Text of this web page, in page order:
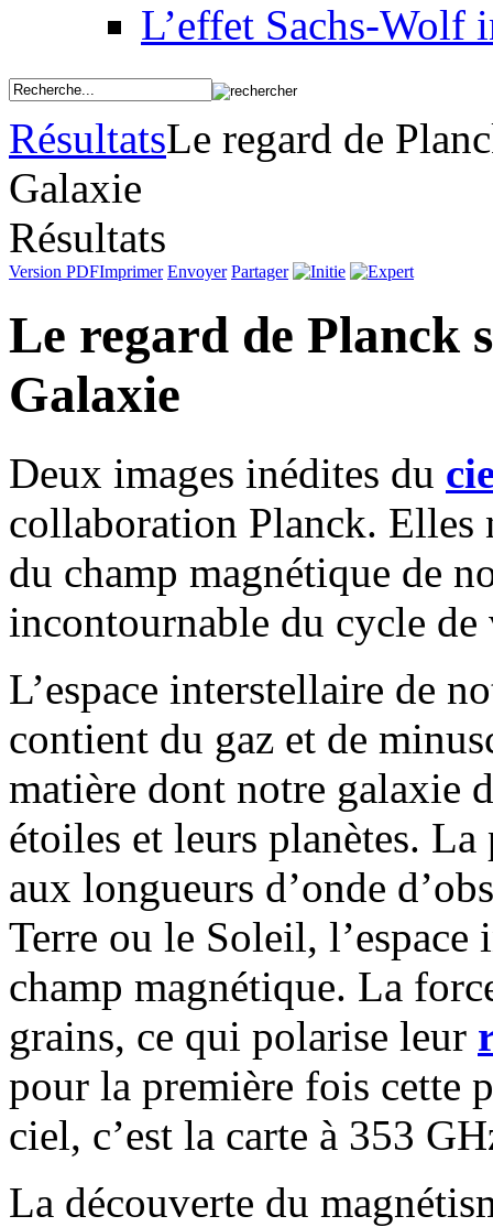
L’effet Sachs-Wolf
RésultatsLe regard de
Galaxie
Résultats
Version PDFImprimer Envoyer Partager
Le regard de Planck
Galaxie
Deux images inédites du
collaboration Planck. Elles
du champ magnétique de
incontournable du cycle
L’espace interstellaire de
contient du gaz et de
matière dont notre galaxie
étoiles et leurs planètes.
aux longueurs d’onde
Terre ou le Soleil,
champ magnétique. La
grains, ce qui polarise leur
pour la première fois cette
ciel, c’est la carte à 353
La découverte du